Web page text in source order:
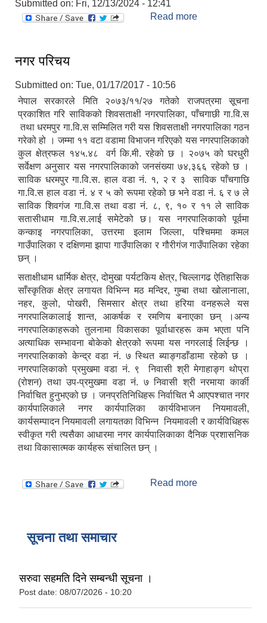
Submitted on: Fri, 12/13/2024 - 12:41
Read more
नगर परिचय
Submitted on: Tue, 01/17/2017 - 10:56
नेपाल सरकारले मिति २०७३/११/२७ गतेको राजपत्रमा सूचना
प्रकाशित गरि साविकको शिवसताक्षी नगरपालिका, पाँचगाछी गा.वि.स
तथा धरमपुर गा.वि.स सम्मिलित गरी यस शिवसताक्षी नगरपालिका गठन
गरेको हो । जम्मा ११ वटा वडामा विभाजन गरिएको यस नगरपालिकाको
कुल क्षेत्रफल १४५.४८ वर्ग कि.मी. रहेको छ । २०७५ को घरधुरी
सर्वेक्षण अनुसार यस नगरपालिकाको जनसंख्या ७४,३६६ रहेको छ ।
साविक धरमपुर गा.वि.स. हाल वडा नं. १, २ र ३ साविक पाँचगाछि
गा.वि.स हाल वडा नं. ४ र ५ को रूपमा रहेको छ भने वडा नं. ६ र ७ ले
साविक शिवगंज गा.वि.स तथा वडा नं. ८, ९, १० र ११ ले साविक
सतासीधाम गा.वि.स.लाई समेटेको छ। यस नगरपालिकाको पूर्वमा
कन्काइ नगरपालिका, उत्तरमा इलाम जिल्ला, पश्चिममा कमल
गाउँपालिका र दक्षिणमा झापा गाउँपालिका र गौरीगंज गाउँपालिका रहेका
छन् ।
सताक्षीधाम धार्मिक क्षेत्र, दोमुखा पर्यटकिय क्षेत्र, चिल्लागढ ऐतिहासिक
साँस्कृतिक क्षेत्र लगायत विभिन्न मठ मन्दिर, गुम्बा तथा खोलानाला,
नहर, कुलो, पोखरी, सिमसार क्षेत्र तथा हरिया वनहरूले यस
नगरपालिकालाई शान्त, आकर्षक र रमणिय बनाएका छन् ।अन्य
नगरपालिकाहरूको तुलनामा विकासका पूर्वाधारहरू कम भएता पनि
अत्याधिक सम्भावना बोकेको क्षेत्रको रूपमा यस नगरलाई लिईन्छ ।
नगरपालिकाको केन्द्र वडा नं. ७ स्थित ब्याङ्गडाँडामा रहेको छ ।
नगरपालिकाको प्रमुखमा वडा नं. ९ निवासी श्री मेगाहाङ्ग थोप्रा
(रोशन) तथा उप-प्रमुखमा वडा नं. ७ निवासी श्री नरमाया कार्की
निर्वाचित हुनुभएको छ । जनप्रतिनिधिहरू निर्वाचित भै आएपश्चात नगर
कार्यपालिकाले नगर कार्यपालिका कार्यविभाजन नियमावली,
कार्यसम्पादन नियमावली लगायतका विभिन्न नियमावली र कार्यविधिहरू
स्वीकृत गरी त्यसैका आधारमा नगर कार्यपालिकाका दैनिक प्रशासनिक
तथा विकासात्मक कार्यहरू संचालित छन् ।
Read more
सूचना तथा समाचार
सरुवा सहमति दिने सम्बन्धी सूचना ।
Post date: 08/07/2026 - 10:20